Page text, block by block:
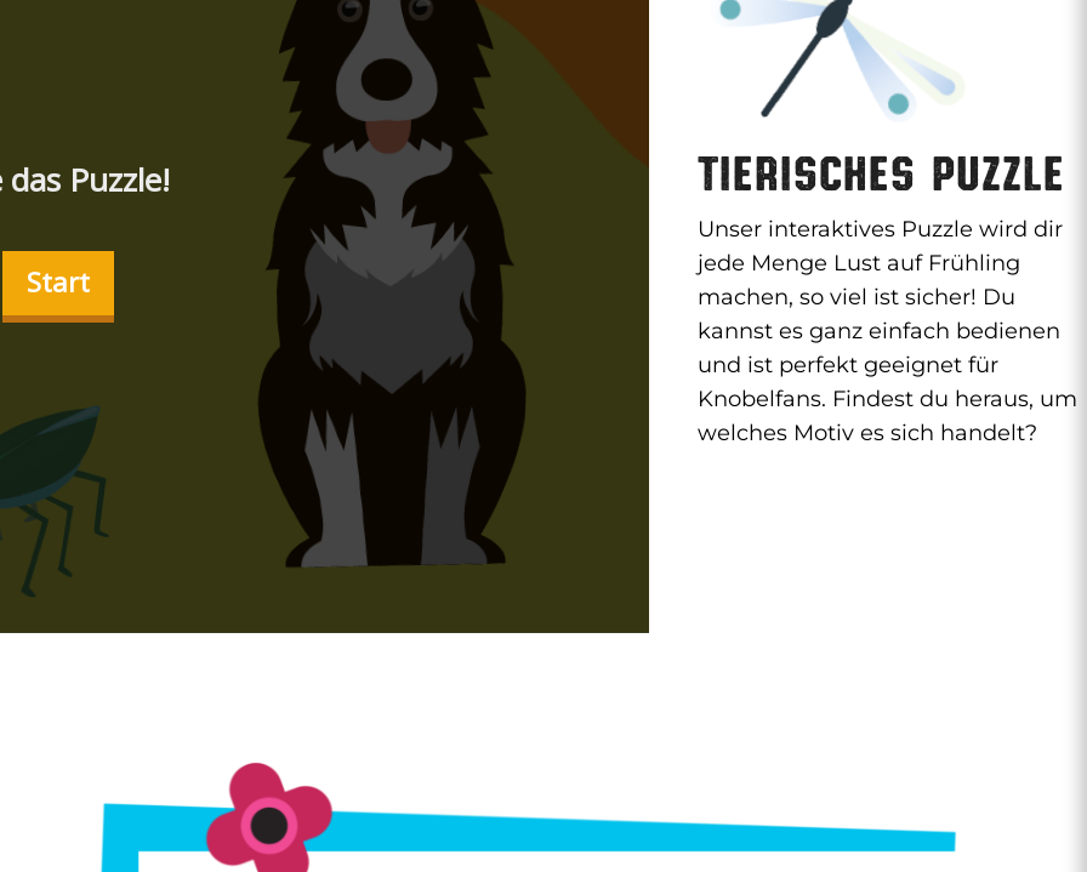
das Puzzle!
Start
TIERISCHES PUZZLE
Unser interaktives Puzzle wird dir
jede Menge Lust auf Frühling
machen, so viel ist sicher! Du
kannst es ganz einfach bedienen
und ist perfekt geeignet für
Knobelfans. Findest du heraus, um
welches Motiv es sich handelt?